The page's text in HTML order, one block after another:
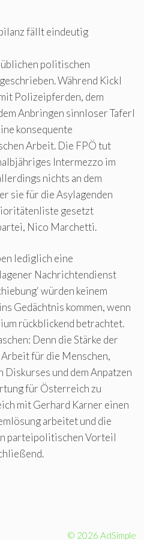
fällt eindeutig
üblichen politischen
Während Kickl
Polizeipferden, dem
Anbringen sinnloser Taferl
konsequente
Arbeit. Die FPÖ tut
Intermezzo im
nichts an dem
sie für die Asylagenden
gesetzt
Nico Marchetti.
lediglich eine
Nachrichtendienst
würden keinem
Gedächtnis kommen, wenn
rückblickend betrachtet.
Denn die Stärke der
für die Menschen,
und dem Anpatzen
für Österreich zu
mit Gerhard Karner einen
arbeitet und die
parteipolitischen Vorteil
© 2026 AdSimple